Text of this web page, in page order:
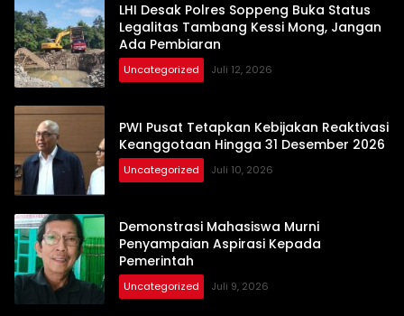
LHI Desak Polres Soppeng Buka Status
Legalitas Tambang Kessi Mong, Jangan
Ada Pembiaran
Uncategorized Juli 12, 2026
PWI Pusat Tetapkan Kebijakan Reaktivasi
Keanggotaan Hingga 31 Desember 2026
Uncategorized Juli 10, 2026
Demonstrasi Mahasiswa Murni
Penyampaian Aspirasi Kepada
Pemerintah
Uncategorized Juli 9, 2026